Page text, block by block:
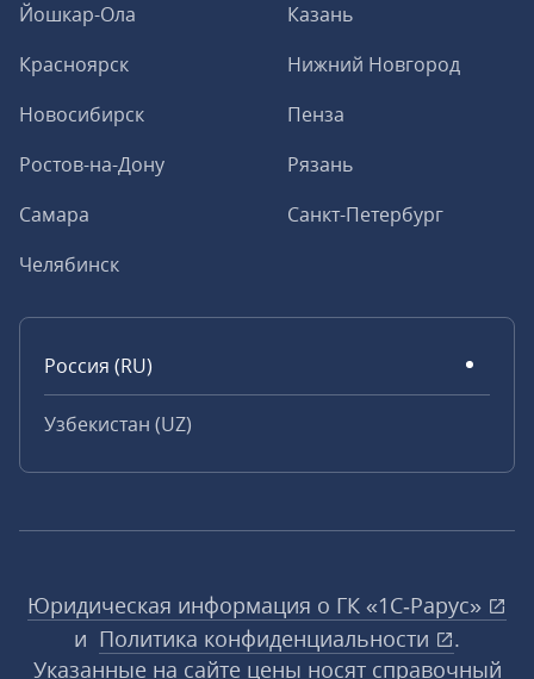
Йошкар-Ола
Казань
Красноярск
Нижний Новгород
Новосибирск
Пенза
Ростов-на-Дону
Рязань
Самара
Санкт-Петербург
Челябинск
Россия (RU)
Узбекистан (UZ)
Юридическая информация о ГК «1С‑Рарус»
и Политика конфиденциальности
.
Указанные на сайте цены носят справочный